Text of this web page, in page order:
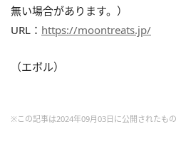
無い場合があります。）
URL： https://moontreats.jp/
（エボル）
※この記事は2024年09月03日に公開されたも